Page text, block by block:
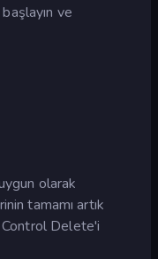
ve
olarak
tamamı artık
Delete'i